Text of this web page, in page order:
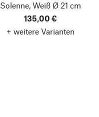
Solenne, Weiß Ø 21 cm
135,00 €
+ weitere Varianten